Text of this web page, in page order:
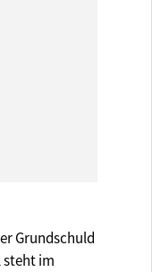
Grundschuld
steht im